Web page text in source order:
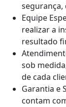
Equipe
realizar a
resultado
sob
de cada
Garantia e
contam